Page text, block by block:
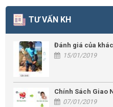
TƯ VẤN KH
Đánh giá của
15/01/2019
Chính Sách Giao
07/01/2019